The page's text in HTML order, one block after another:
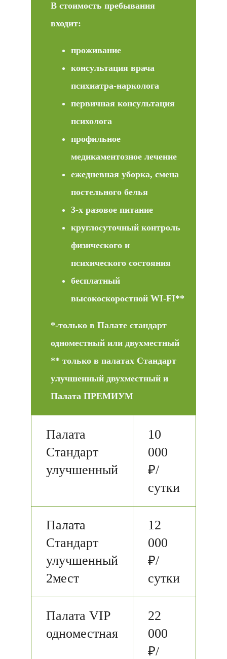
В стоимость пребывания
входит:
проживание
консультация врача
психиатра-нарколога
первичная консультация
психолога
профильное
медикаментозное лечение
ежедневная уборка, смена
постельного белья
3-х разовое питание
круглосуточный контроль
физического и
психического состояния
бесплатный
высокоскоростной WI-FI**
*-только в Палате стандарт
одноместный или двухместный
** только в палатах Стандарт
улучшенный двухместный и
Палата ПРЕМИУМ
Палата
Стандарт
улучшенный
10
000
₽/
сутки
Палата
Стандарт
улучшенный
2мест
12
000
₽/
сутки
Палата VIP
одноместная
22
000
₽/